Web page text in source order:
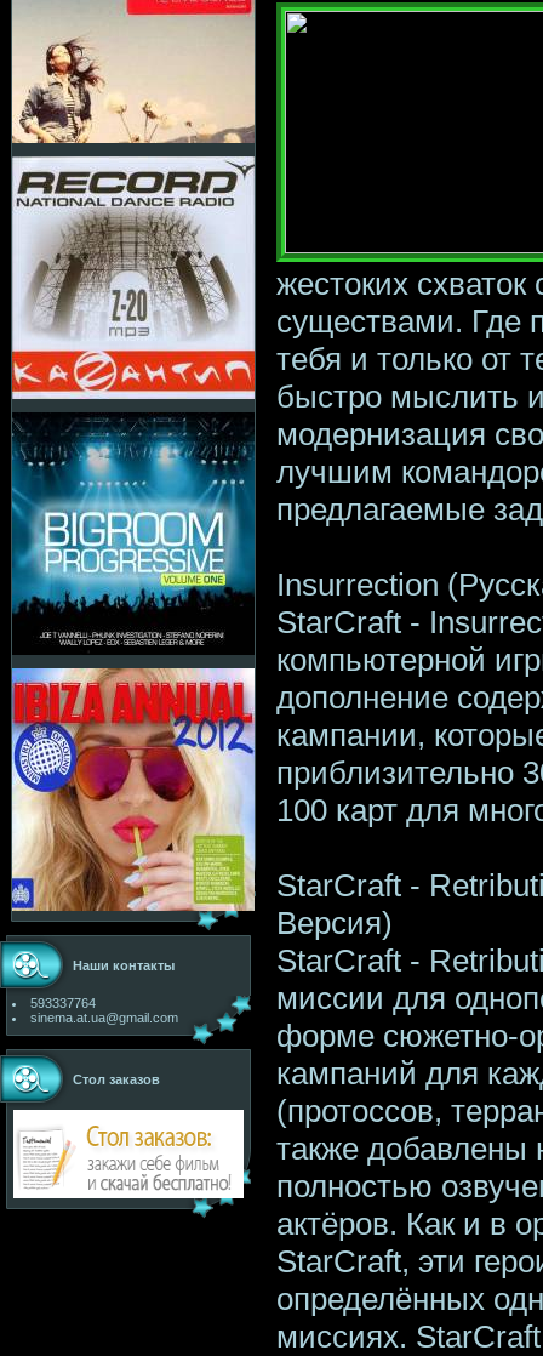
Наши контакты
593337764
sinema.at.ua@gmail.com
Стол заказов
жестоких
существами. Где
тебя и только от
быстро мыслить
модернизация
лучшим
предлагаемые
Insurrection
StarCraft -
компьютерной
дополнение
кампании,
приблизительно
100 карт для
StarCraft -
Версия)
StarCraft -
миссии для
форме сюжетно-
кампаний для
(протоссов,
также добавлены
полностью
актёров. Как и в
StarCraft, эти
определённых
миссиях.